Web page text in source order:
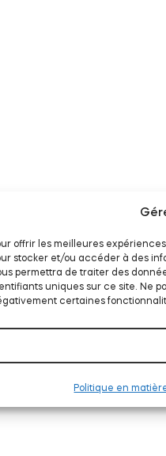
offrir les meilleures
stocker et/ou accéder à des
permettra de traiter des
uniques sur ce site. Ne
certaines
Politique en